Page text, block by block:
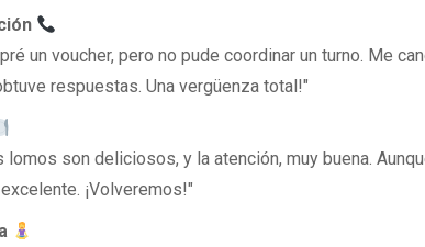
un voucher, pero no pude coordinar un turno. Me
respuestas. Una vergüenza total!"
lomos son deliciosos, y la atención, muy buena.
¡Volveremos!"